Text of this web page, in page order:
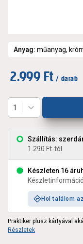
Anyag: műanyag,
2.999 Ft / darab
Szállítás:
1.290 Ft-tól
Készleten 16
Készletinformáció
Hol találom
1
Praktiker plusz kártyával
Részletek